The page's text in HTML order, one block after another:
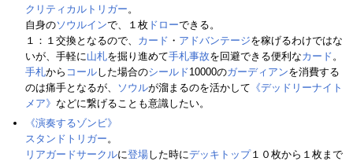
クリティカルトリガー 。
自身のソウルインで、１枚 ドローできる。
１：１交換となるので、 カード ・ アドバンテージを稼げるわけではな
いが、手軽に山札を掘り進めて手札事故を回避できる便利なカード 。
手札から コールした場合のシールド10000のガーディアンを消費する
のは痛手となるが、
ソウルが溜まるのを活かして 《デッドリーナイト
メア》 などに繋げることも意識したい。
《演奏するゾンビ》
スタンドトリガー 。
リアガードサークルに登場した時にデッキトップ１０枚から１枚まで